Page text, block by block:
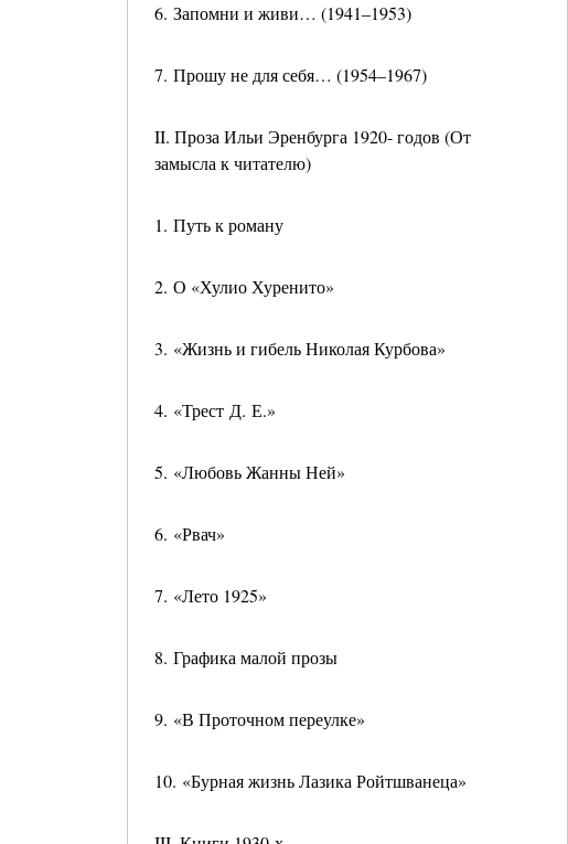
6. Запомни и живи… (1941–1953)
7. Прошу не для себя… (1954–1967)
II. Проза Ильи Эренбурга 1920- годов (От
замысла к читателю)
1. Путь к роману
2. О «Хулио Хуренито»
3. «Жизнь и гибель Николая Курбова»
4. «Трест Д. Е.»
5. «Любовь Жанны Ней»
6. «Рвач»
7. «Лето 1925»
8. Графика малой прозы
9. «В Проточном переулке»
10. «Бурная жизнь Лазика Ройтшванеца»